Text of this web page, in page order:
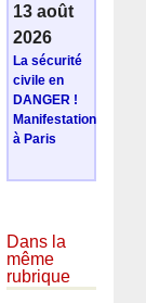
13 août
2026
La sécurité
civile en
DANGER !
Manifestation
à Paris
Dans la
même
rubrique